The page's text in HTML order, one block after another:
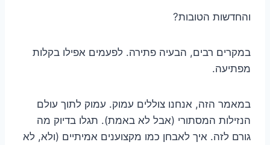
והחדשות הטובות?
במקרים רבים, הבעיה פתירה. לפעמים אפילו בקלות
מפתיעה.
במאמר הזה, אנחנו צוללים עמוק. עמוק לתוך עולם
הנזילות המסתורי (אבל לא באמת). תגלו בדיוק מה
גורם לזה. איך לאבחן כמו מקצוענים אמיתיים (ולא, לא